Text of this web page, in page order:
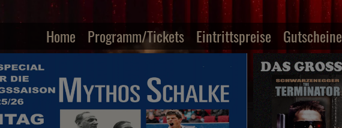
Home Programm/Tickets Eintrittspreise Gutscheine